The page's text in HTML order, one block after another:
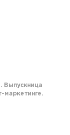
Выпускница
маркетинге.